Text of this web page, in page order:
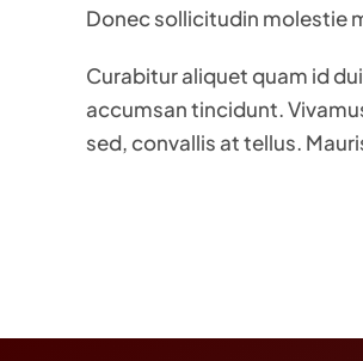
Donec sollicitudin molestie
Curabitur aliquet quam id
accumsan tincidunt.
sed, convallis at tellus.